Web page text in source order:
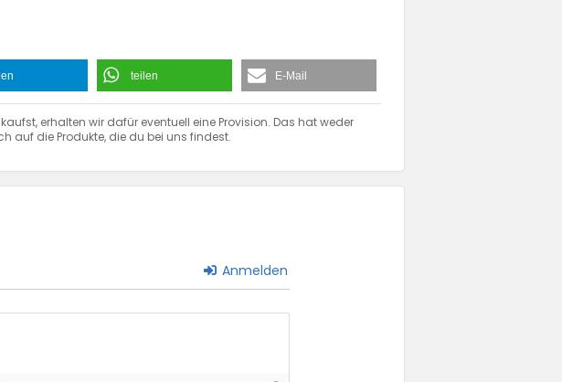
teilen E-Mail
erhalten wir dafür eventuell eine Provision. Das hat weder
auf die Produkte, die du bei uns findest.
Anmelden